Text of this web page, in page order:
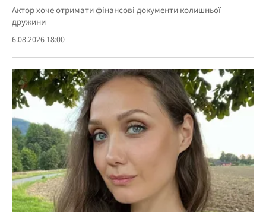
Актор хоче отримати фінансові документи колишньої
дружини
6.08.2026 18:00